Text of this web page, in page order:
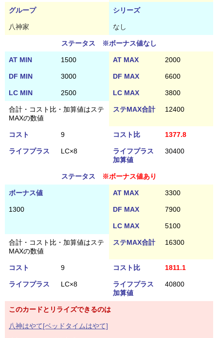
グループ シリーズ
八神家 なし
ステータス ※ボーナス値なし
AT MIN 1500 AT MAX 2000
DF MIN 3000 DF MAX 6600
LC MIN 2500 LC MAX 3800
合計・コスト比・加算値はステ
MAXの数値
ステMAX合計 12400
コスト 9 コスト比 1377.8
ライフプラス LC×8
ライフプラス
加算値
30400
ステータス ※ボーナス値あり
ボーナス値 AT MAX 3300
1300 DF MAX 7900
LC MAX 5100
合計・コスト比・加算値はステ
MAXの数値
ステMAX合計 16300
コスト 9 コスト比 1811.1
ライフプラス LC×8
ライフプラス
加算値
40800
このカードとリライズできるのは
八神はやて[ベッドタイムはやて]